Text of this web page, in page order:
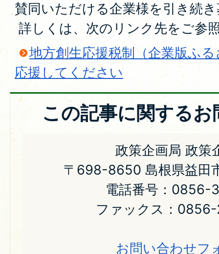
賛同いただける企業様を引き続
詳しくは、次のリンク先をご参
地方創生応援税制（企業版ふ
応援してください
この記事に関する
政策企画局 政策
〒698-8650 島根県益田
電話番号：0856-
ファックス：
お問い合わせフ